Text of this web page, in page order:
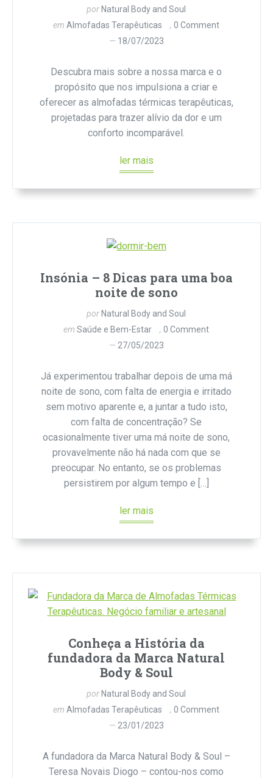
por Natural Body and Soul
emAlmofadas Terapêuticas
0 Comment
18/07/2023
Descubra mais sobre a nossa marca e o
propósito que nos impulsiona a criar e
oferecer as almofadas térmicas terapêuticas,
projetadas para trazer alívio da dor e um
conforto incomparável.
ler mais
Insónia – 8 Dicas para uma boa
noite de sono
por Natural Body and Soul
emSaúde e Bem-Estar
0 Comment
27/05/2023
Já experimentou trabalhar depois de uma má
noite de sono, com falta de energia e irritado
sem motivo aparente e, a juntar a tudo isto,
com falta de concentração? Se
ocasionalmente tiver uma má noite de sono,
provavelmente não há nada com que se
preocupar. No entanto, se os problemas
persistirem por algum tempo e […]
ler mais
Conheça a História da
fundadora da Marca Natural
Body & Soul
por Natural Body and Soul
emAlmofadas Terapêuticas
0 Comment
23/01/2023
A fundadora da Marca Natural Body & Soul –
Teresa Novais Diogo – contou-nos como